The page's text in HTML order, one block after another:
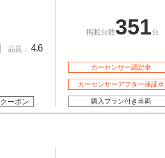
品質： 4.6
クーポン
掲載台数351台
カーセンサー認定車
カーセンサーアフター保証車
購入プラン付き車両